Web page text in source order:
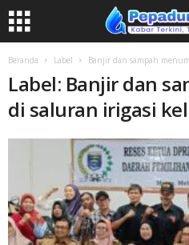
Beranda Label Banjir dan sampah
Label: Banjir dan
di saluran irigasi